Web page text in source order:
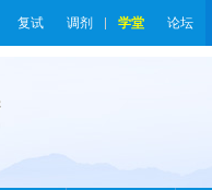
复试 调剂 学堂 论坛